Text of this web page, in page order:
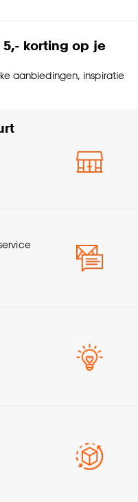
korting op je
aanbiedingen, inspiratie